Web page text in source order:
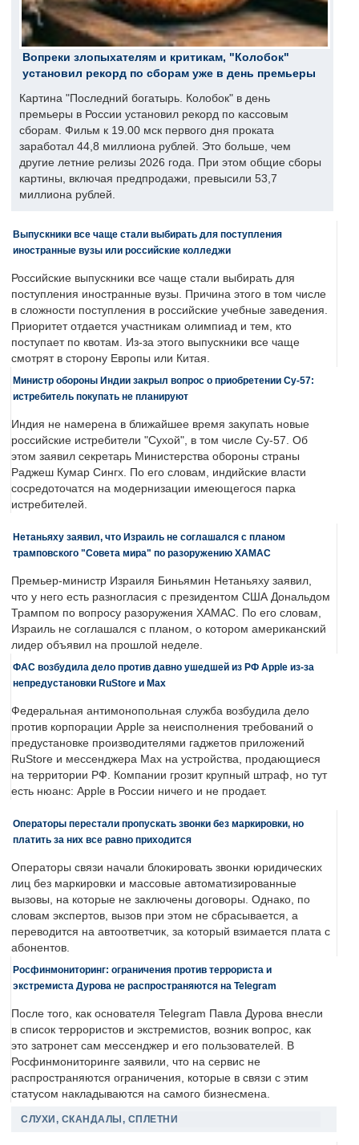
Вопреки злопыхателям и критикам, "Колобок"
установил рекорд по сборам уже в день премьеры
Картина "Последний богатырь. Колобок" в день
премьеры в России установил рекорд по кассовым
сборам. Фильм к 19.00 мск первого дня проката
заработал 44,8 миллиона рублей. Это больше, чем
другие летние релизы 2026 года. При этом общие сборы
картины, включая предпродажи, превысили 53,7
миллиона рублей.
Выпускники все чаще стали выбирать для поступления
иностранные вузы или российские колледжи
Российские выпускники все чаще стали выбирать для
поступления иностранные вузы. Причина этого в том числе
в сложности поступления в российские учебные заведения.
Приоритет отдается участникам олимпиад и тем, кто
поступает по квотам. Из-за этого выпускники все чаще
смотрят в сторону Европы или Китая.
Министр обороны Индии закрыл вопрос о приобретении Су-57:
истребитель покупать не планируют
Индия не намерена в ближайшее время закупать новые
российские истребители "Сухой", в том числе Су-57. Об
этом заявил секретарь Министерства обороны страны
Раджеш Кумар Сингх. По его словам, индийские власти
сосредоточатся на модернизации имеющегося парка
истребителей.
Нетаньяху заявил, что Израиль не соглашался с планом
трамповского "Совета мира" по разоружению ХАМАС
Премьер-министр Израиля Биньямин Нетаньяху заявил,
что у него есть разногласия с президентом США Дональдом
Трампом по вопросу разоружения ХАМАС. По его словам,
Израиль не соглашался с планом, о котором американский
лидер объявил на прошлой неделе.
ФАС возбудила дело против давно ушедшей из РФ Apple из-за
непредустановки RuStore и Max
Федеральная антимонопольная служба возбудила дело
против корпорации Apple за неисполнения требований о
предустановке производителями гаджетов приложений
RuStore и мессенджера Max на устройства, продающиеся
на территории РФ. Компании грозит крупный штраф, но тут
есть нюанс: Apple в России ничего и не продает.
Операторы перестали пропускать звонки без маркировки, но
платить за них все равно приходится
Операторы связи начали блокировать звонки юридических
лиц без маркировки и массовые автоматизированные
вызовы, на которые не заключены договоры. Однако, по
словам экспертов, вызов при этом не сбрасывается, а
переводится на автоответчик, за который взимается плата с
абонентов.
Росфинмониторинг: ограничения против террориста и
экстремиста Дурова не распространяются на Telegram
После того, как основателя Telegram Павла Дурова внесли
в список террористов и экстремистов, возник вопрос, как
это затронет сам мессенджер и его пользователей. В
Росфинмониторинге заявили, что на сервис не
распространяются ограничения, которые в связи с этим
статусом накладываются на самого бизнесмена.
СЛУХИ, СКАНДАЛЫ, СПЛЕТНИ